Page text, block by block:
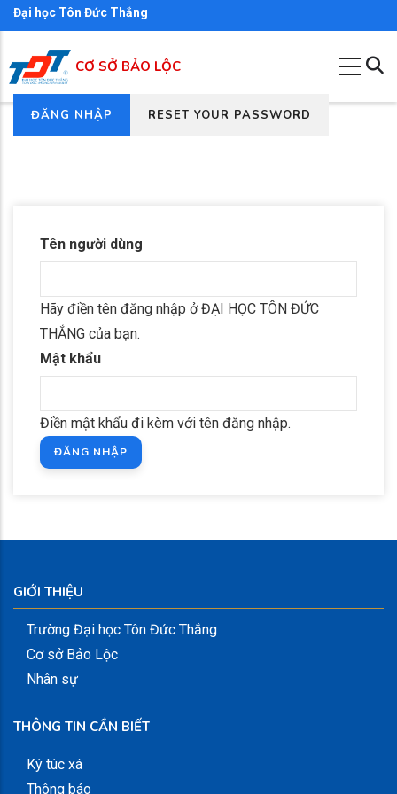
Nhảy
đến
nội
dung
Đại học Tôn Đức Thắng
CƠ SỞ BẢO LỘC
Primary
ĐĂNG NHẬP RESET YOUR PASSWORD
Tên người dùng
Hãy điền tên đăng nhập ở ĐẠI HỌC TÔN ĐỨC
THẮNG của bạn.
Mật khẩu
Điền mật khẩu đi kèm với tên đăng nhập.
GIỚI THIỆU
Trường Đại học Tôn Đức Thắng
Cơ sở Bảo Lộc
Nhân sự
THÔNG TIN CẦN BIẾT
Ký túc xá
Thông báo